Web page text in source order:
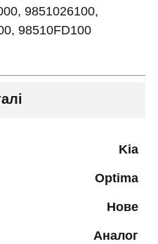
9851026100,
98510FD100
Kia
Optima
Нове
Аналог